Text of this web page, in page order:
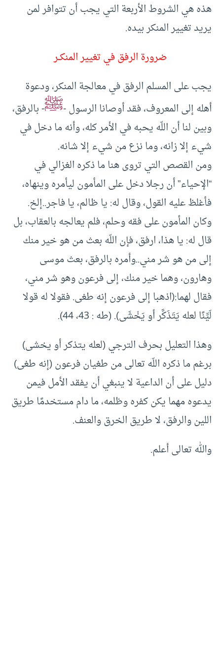
هذه هي الشروط الأربعة التي يجب أن تتوافر لمن
يريد تغيير المنكر بيده.
ضرورة الرفق في تغيير المنكــر
يجب على المسلم الرفق في معالجة المنكر، ودعوة
أهله إلى المعروف، فقد أوصانا الرسول -ﷺ- بالرفق،
وبين لنا أن اللّه يحبه في الأمر كله، وأنه ما دخل في
شيء إلا زانه، وما نزع من شيء إلا شانه.
ومن القصص التي تروى هنا ما ذكره الغزالي في
“الإحياء” أن رجلا دخل على المأمون ليأمره وينهاه،
فأغلظ عليه القول، وقال له: يا ظالم، يا فاجر..إلخ.
وكان المأمون على فقه وحلم، فلم يعالجه بالعقاب، بل
قال له: يا هذا، ارفق، فإن اللّه بعث من هو خير منك
إلى من هو شر مني..وأمره بالرفق، بعث موسى
وهارون، وهما خير منك، إلى فرعون وهو شر مني،
فقال لهما:(اذهبا إلى فرعون إنه طغى. فقولا له قولا
لَيِّنًا لعله يَتَذَكَّر أو يَخْشَى). (طه : 43، 44).
وهذا التعليل بحرف الترجي (لعله يتذكر أو يخشى)
برغم ما ذكره اللّه تعالى من طغيان فرعون (إنه طغى)
دليل على أن الداعية لا ينبغي أن يفقد الأمل فيمن
يدعوه مهما يكن كفره وظلمه، ما دام مستخدمًا طريق
اللين والرفق، لا طريق الخرق والعنف.
والله تعالى أعلم.